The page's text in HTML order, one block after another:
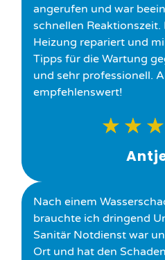
angerufen und war
schnellen
Heizung repariert und
Tipps für die Wartung
und sehr professionell.
empfehlenswert!
★ ★ ★
Nach einem
brauchte ich dringend
Sanitär Notdienst war
Ort und hat den